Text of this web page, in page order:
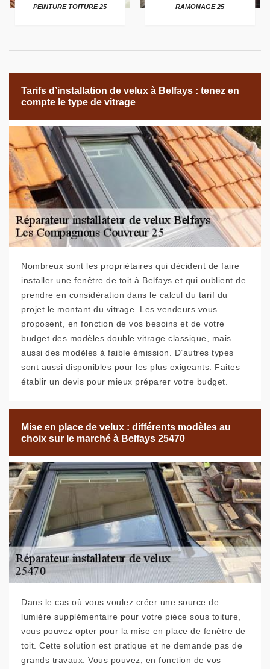
PEINTURE TOITURE 25 RAMONAGE 25
Tarifs d’installation de velux à Belfays : tenez en
compte le type de vitrage
Nombreux sont les propriétaires qui décident de faire
installer une fenêtre de toit à Belfays et qui oublient de
prendre en considération dans le calcul du tarif du
projet le montant du vitrage. Les vendeurs vous
proposent, en fonction de vos besoins et de votre
budget des modèles double vitrage classique, mais
aussi des modèles à faible émission. D’autres types
sont aussi disponibles pour les plus exigeants. Faites
établir un devis pour mieux préparer votre budget.
Mise en place de velux : différents modèles au
choix sur le marché à Belfays 25470
Dans le cas où vous voulez créer une source de
lumière supplémentaire pour votre pièce sous toiture,
vous pouvez opter pour la mise en place de fenêtre de
toit. Cette solution est pratique et ne demande pas de
grands travaux. Vous pouvez, en fonction de vos